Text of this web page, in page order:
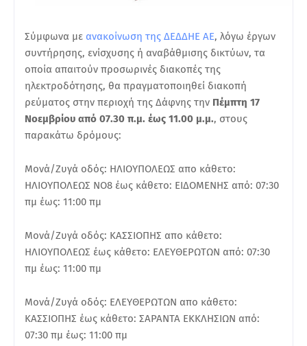
Σύμφωνα με ανακοίνωση της ΔΕΔΔΗΕ ΑΕ, λόγω έργων
συντήρησης, ενίσχυσης ή αναβάθμισης δικτύων, τα
οποία απαιτούν προσωρινές διακοπές της
ηλεκτροδότησης, θα πραγματοποιηθεί διακοπή
ρεύματος στην περιοχή της Δάφνης την Πέμπτη 17
Νοεμβρίου από 07.30 π.μ. έως 11.00 μ.μ., στους
παρακάτω δρόμους:
Μονά/Ζυγά οδός: ΗΛΙΟΥΠΟΛΕΩΣ απο κάθετο:
ΗΛΙΟΥΠΟΛΕΩΣ ΝΟ8 έως κάθετο: ΕΙΔΟΜΕΝΗΣ από: 07:30
πμ έως: 11:00 πμ
Μονά/Ζυγά οδός: ΚΑΣΣΙΟΠΗΣ απο κάθετο:
ΗΛΙΟΥΠΟΛΕΩΣ έως κάθετο: ΕΛΕΥΘΕΡΩΤΩΝ από: 07:30
πμ έως: 11:00 πμ
Μονά/Ζυγά οδός: ΕΛΕΥΘΕΡΩΤΩΝ απο κάθετο:
ΚΑΣΣΙΟΠΗΣ έως κάθετο: ΣΑΡΑΝΤΑ ΕΚΚΛΗΣΙΩΝ από:
07:30 πμ έως: 11:00 πμ